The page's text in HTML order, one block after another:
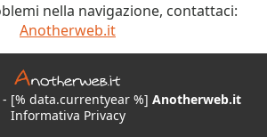
nella navigazione, contattaci:
Anotherweb.it
[% data.currentyear %] Anotherweb.it
Informativa Privacy